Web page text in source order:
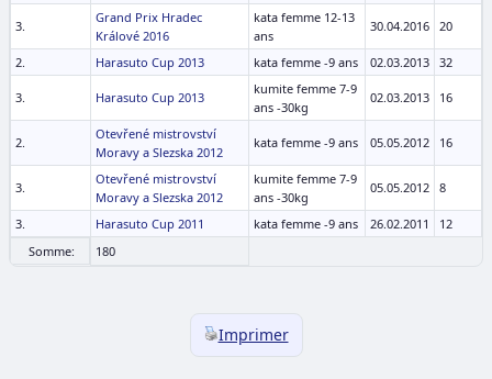
3.
Grand Prix Hradec
Králové 2016
kata femme 12-13
ans
30.04.2016 20
2. Harasuto Cup 2013 kata femme -9 ans 02.03.2013 32
3. Harasuto Cup 2013
kumite femme 7-9
ans -30kg
02.03.2013 16
2.
Otevřené mistrovství
Moravy a Slezska 2012
kata femme -9 ans 05.05.2012 16
3.
Otevřené mistrovství
Moravy a Slezska 2012
kumite femme 7-9
ans -30kg
05.05.2012 8
3. Harasuto Cup 2011 kata femme -9 ans 26.02.2011
12
Somme:
180
Imprimer